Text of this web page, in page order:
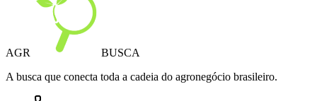
AGR
BUSCA
A busca que conecta toda a cadeia do agronegócio brasileiro.